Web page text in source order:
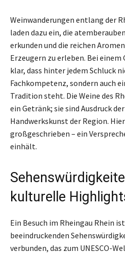
Weinwanderungen entlang der
laden dazu ein, die
erkunden und die reichen
Erzeugern zu erleben. Bei einem
klar, dass hinter jedem Schluck
Fachkompetenz, sondern auch
Tradition steht. Die Weine des
ein Getränk; sie sind Ausdruck
Handwerkskunst der Region.
großgeschrieben – ein
einhält.
kulturelle
Ein Besuch im Rheingau Rhein
beeindruckenden
verbunden, das zum UNESCO-